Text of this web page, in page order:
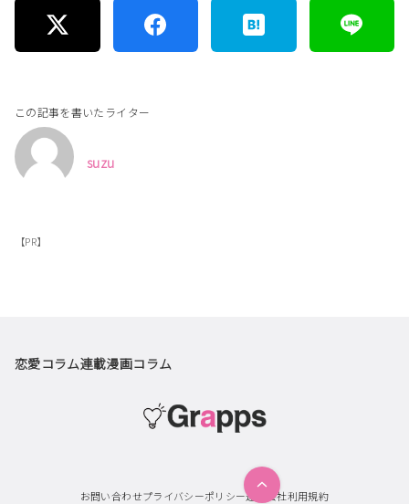
この記事を書いたライター
suzu
【PR】
恋愛コラム連載漫画コラム
お問い合わせプライバシーポリシー運営会社利用規約